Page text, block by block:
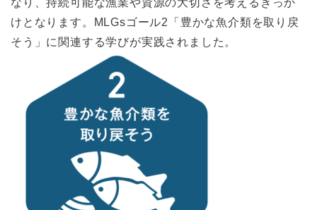
けとなります。MLGsゴール2「豊かな魚介類を取り戻
そう」に関連する学びが実践されました。